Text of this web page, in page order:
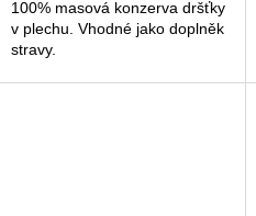
100% masová konzerva dršťky
v plechu. Vhodné jako doplněk
stravy.